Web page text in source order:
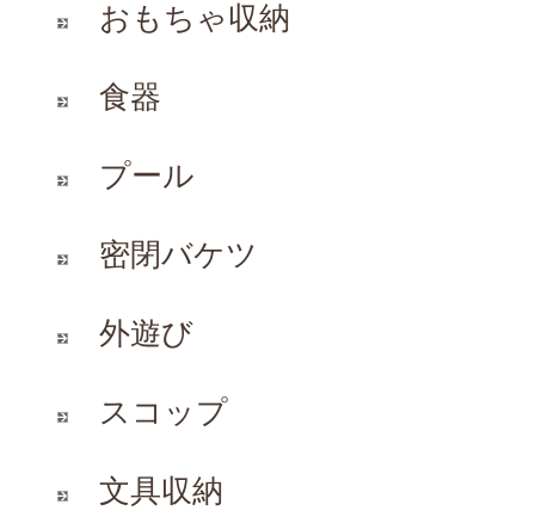
おもちゃ収納
食器
プール
密閉バケツ
外遊び
スコップ
文具収納